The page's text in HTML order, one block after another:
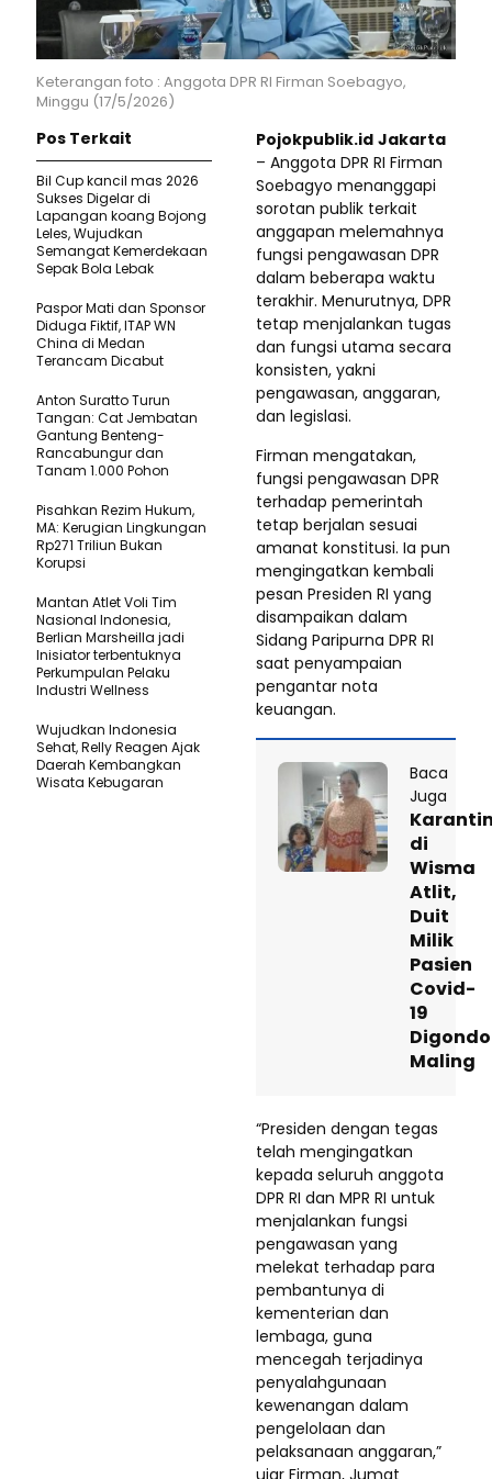
Keterangan foto : Anggota DPR RI Firman Soebagyo,
Minggu (17/5/2026)
Pojokpublik.id Jakarta
– Anggota DPR RI Firman
Soebagyo menanggapi
sorotan publik terkait
anggapan melemahnya
fungsi pengawasan DPR
dalam beberapa waktu
terakhir. Menurutnya, DPR
tetap menjalankan tugas
dan fungsi utama secara
konsisten, yakni
pengawasan, anggaran,
dan legislasi.
Firman mengatakan,
fungsi pengawasan DPR
terhadap pemerintah
tetap berjalan sesuai
amanat konstitusi. Ia pun
mengingatkan kembali
pesan Presiden RI yang
disampaikan dalam
Sidang Paripurna DPR RI
saat penyampaian
pengantar nota
keuangan.
Baca
Juga
di
Wisma
Atlit,
Duit
Milik
Pasien
Covid-
19
Maling
“Presiden dengan tegas
telah mengingatkan
kepada seluruh anggota
DPR RI dan MPR RI untuk
menjalankan fungsi
pengawasan yang
melekat terhadap para
pembantunya di
kementerian dan
lembaga, guna
mencegah terjadinya
penyalahgunaan
kewenangan dalam
pengelolaan dan
pelaksanaan anggaran,”
Pos Terkait
Bil Cup kancil mas 2026
Sukses Digelar di
Lapangan koang Bojong
Leles, Wujudkan
Semangat Kemerdekaan
Sepak Bola Lebak
Paspor Mati dan Sponsor
Diduga Fiktif, ITAP WN
China di Medan
Terancam Dicabut
Anton Suratto Turun
Tangan: Cat Jembatan
Gantung Benteng-
Rancabungur dan
Tanam 1.000 Pohon
Pisahkan Rezim Hukum,
MA: Kerugian Lingkungan
Rp271 Triliun Bukan
Korupsi
Mantan Atlet Voli Tim
Nasional Indonesia,
Berlian Marsheilla jadi
Inisiator terbentuknya
Perkumpulan Pelaku
Industri Wellness
Wujudkan Indonesia
Sehat, Relly Reagen Ajak
Daerah Kembangkan
Wisata Kebugaran